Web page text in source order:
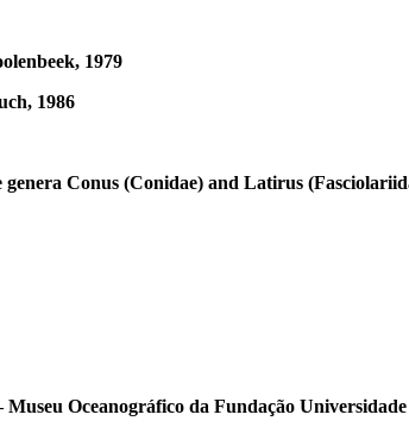
1979
, 1986
Conus (Conidae) and Latirus
Oceanográfico da Fundação